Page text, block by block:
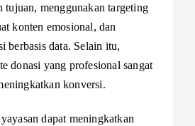
tujuan, menggunakan targeting
konten emosional, dan
berbasis data. Selain itu,
donasi yang profesional sangat
konversi.
dapat meningkatkan